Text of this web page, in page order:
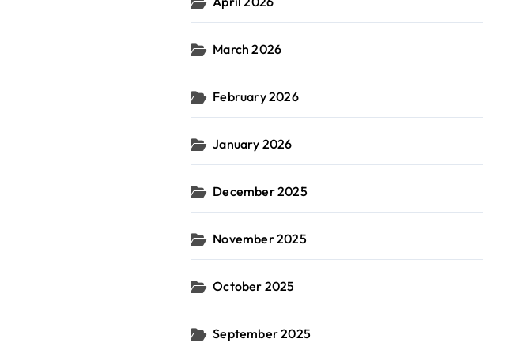
March 2026
February 2026
January 2026
December 2025
November 2025
October 2025
September 2025